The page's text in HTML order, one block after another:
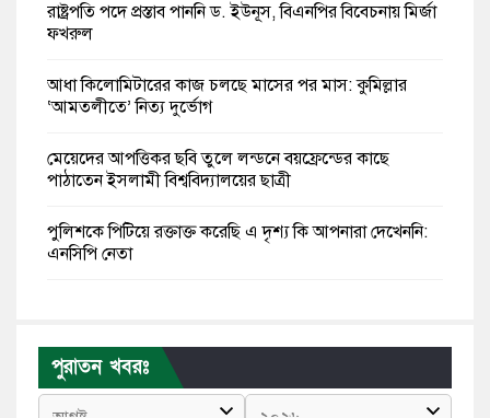
রাষ্ট্রপতি পদে প্রস্তাব পাননি ড. ইউনূস, বিএনপির বিবেচনায় মির্জা
ফখরুল
আধা কিলোমিটারের কাজ চলছে মাসের পর মাস: কুমিল্লার
‘আমতলীতে’ নিত্য দুর্ভোগ
মেয়েদের আপত্তিকর ছবি তুলে লন্ডনে বয়ফ্রেন্ডের কাছে
পাঠাতেন ইসলামী বিশ্ববিদ্যালয়ের ছাত্রী
পুলিশকে পিটিয়ে রক্তাক্ত করেছি এ দৃশ্য কি আপনারা দেখেননি:
এনসিপি নেতা
বাংলাদেশী কর্মীদের আকামা নিয়ে বড় সুখবর দিলো সৌদি
সরকার
পুরাতন খবরঃ